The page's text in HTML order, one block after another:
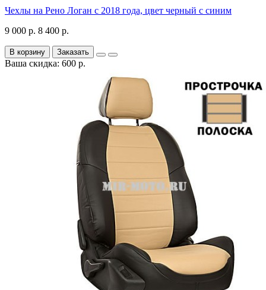
Чехлы на Рено Логан с 2018 года, цвет черный с синим
9 000 р. 8 400 р.
В корзину Заказать
Ваша скидка: 600 р.